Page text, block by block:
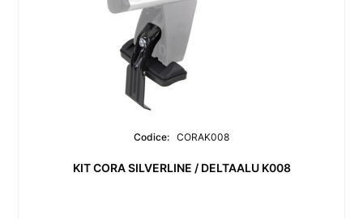
Codice: CORAK008
KIT CORA SILVERLINE / DELTAALU K008